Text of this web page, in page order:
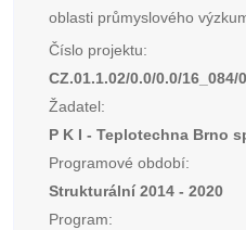
oblasti průmyslového
Číslo projektu:
CZ.01.1.02/0.0/0.0/16_084/
Žadatel:
P K I - Teplotechna Brno
Programové období:
Strukturální 2014 - 2020
Program: